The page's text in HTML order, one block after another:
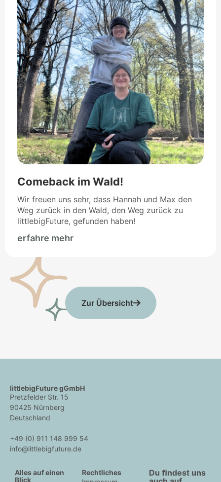
Comeback im Wald!
Wir freuen uns sehr, dass Hannah und Max den
Weg zurück in den Wald, den Weg zurück zu
littlebigFuture, gefunden haben!
erfahre mehr
Zur Übersicht
littlebigFuture gGmbH
Pretzfelder Str. 15
90425 Nürnberg
Deutschland
+49 (0) 911 148 999 54
info@littlebigfuture.de
Alles auf einen
Blick
Rechtliches
Du ﬁndest uns